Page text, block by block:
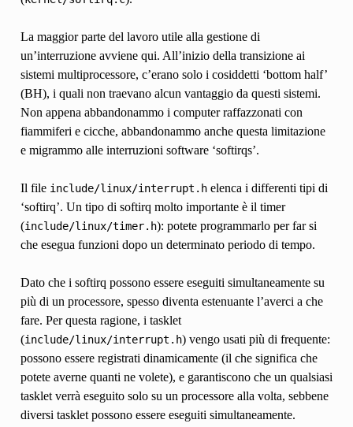
La maggior parte del lavoro utile alla gestione di
un’interruzione avviene qui. All’inizio della transizione ai
sistemi multiprocessore, c’erano solo i cosiddetti ‘bottom half’
(BH), i quali non traevano alcun vantaggio da questi sistemi.
Non appena abbandonammo i computer raffazzonati con
fiammiferi e cicche, abbandonammo anche questa limitazione
e migrammo alle interruzioni software ‘softirqs’.
Il file include/linux/interrupt.helenca i differenti tipi di
‘softirq’. Un tipo di softirq molto importante è il timer
(include/linux/timer.h): potete programmarlo per far si
che esegua funzioni dopo un determinato periodo di tempo.
Dato che i softirq possono essere eseguiti simultaneamente su
più di un processore, spesso diventa estenuante l’averci a che
fare. Per questa ragione, i tasklet
(include/linux/interrupt.h) vengo usati più di frequente:
possono essere registrati dinamicamente (il che significa che
potete averne quanti ne volete), e garantiscono che un qualsiasi
tasklet verrà eseguito solo su un processore alla volta, sebbene
diversi tasklet possono essere eseguiti simultaneamente.